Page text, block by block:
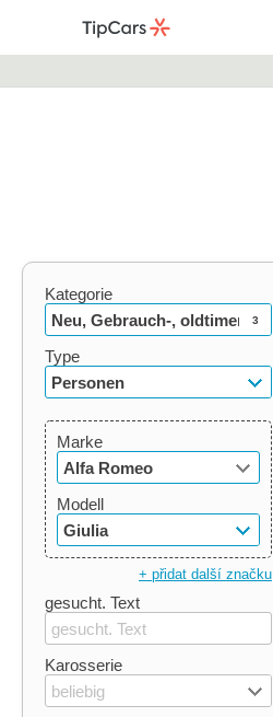
Kategorie
Neu, Gebrauch-, oldtimer
3
Type
Personen
Marke
Alfa Romeo
Modell
Giulia
+ přidat další značku
gesucht. Text
Karosserie
beliebig